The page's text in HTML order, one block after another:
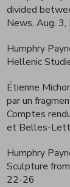
divided
News, Aug.
Humphry
Hellenic
Étienne
par un
Comptes
et Belles-
Humphry
Sculpture
22-26